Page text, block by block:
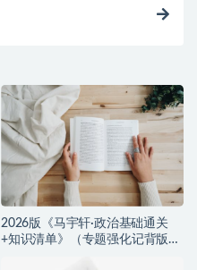
2026版《马宇轩·政治基础通关
+知识清单》（专题强化记背版